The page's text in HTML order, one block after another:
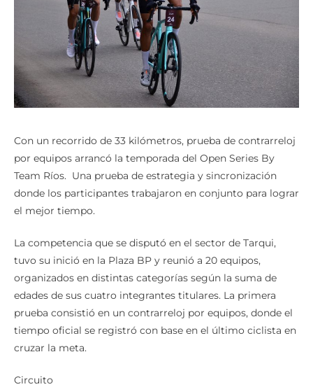
Con un recorrido de 33 kilómetros, prueba de contrarreloj
por equipos arrancó la temporada del Open Series By
Team Ríos. Una prueba de estrategia y sincronización
donde los participantes trabajaron en conjunto para lograr
el mejor tiempo.
La competencia que se disputó en el sector de Tarqui,
tuvo su inició en la Plaza BP y reunió a 20 equipos,
organizados en distintas categorías según la suma de
edades de sus cuatro integrantes titulares. La primera
prueba consistió en un contrarreloj por equipos, donde el
tiempo oficial se registró con base en el último ciclista en
cruzar la meta.
Circuito